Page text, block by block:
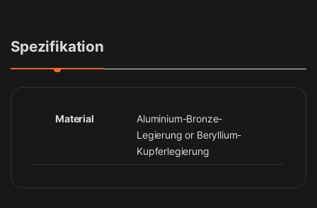
Spezifikation
Material
Aluminium-Bronze-
Legierung or Beryllium-
Kupferlegierung